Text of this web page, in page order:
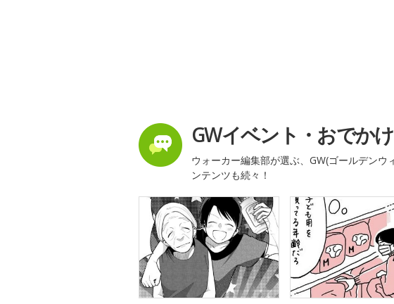
GWイベント・おでか
ウォーカー編集部が選ぶ、GW(ゴールデン
ンテンツも続々！